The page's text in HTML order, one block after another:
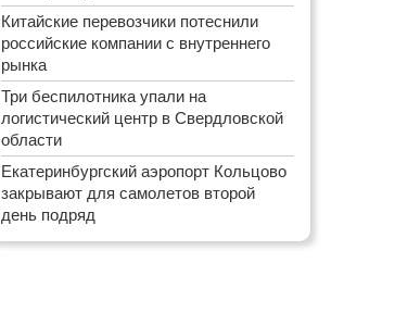
Китайские перевозчики потеснили
российские компании с внутреннего
рынка
Три беспилотника упали на
логистический центр в Свердловской
области
Екатеринбургский аэропорт Кольцово
закрывают для самолетов второй
день подряд